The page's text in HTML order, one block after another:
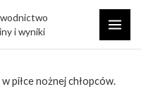
i wyniki
piłce nożnej chłopców.